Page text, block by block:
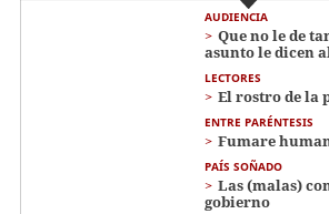
AUDIENCIA
Que no le de
asunto le dicen
LECTORES
El rostro de la
ENTRE PARÉNTESIS
Fumare
PAÍS SOÑADO
Las (malas)
gobierno